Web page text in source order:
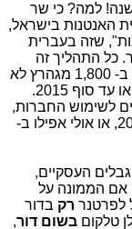
עוד שנה! למה? כי שר
האנטנות בישראל,
שזה בעברית
כל התהליך זה
יתקע את המכרז לפחות עד סוף 2014 ותדרים ב- 1,800 מגהרץ לא
יהיו זמינים לחברות הסלולר לפני אמצע 2015 או עד סוף 2015.
יהיו זמינים לשימוש החברות,
גם לא בשנה הבאה, אולי בשנה שאחרי כן, 2016, או אולי אפילו ב-
העסקיים,
אם הממונה על
לפרטנר רק בדור
טלקום בשום דור,